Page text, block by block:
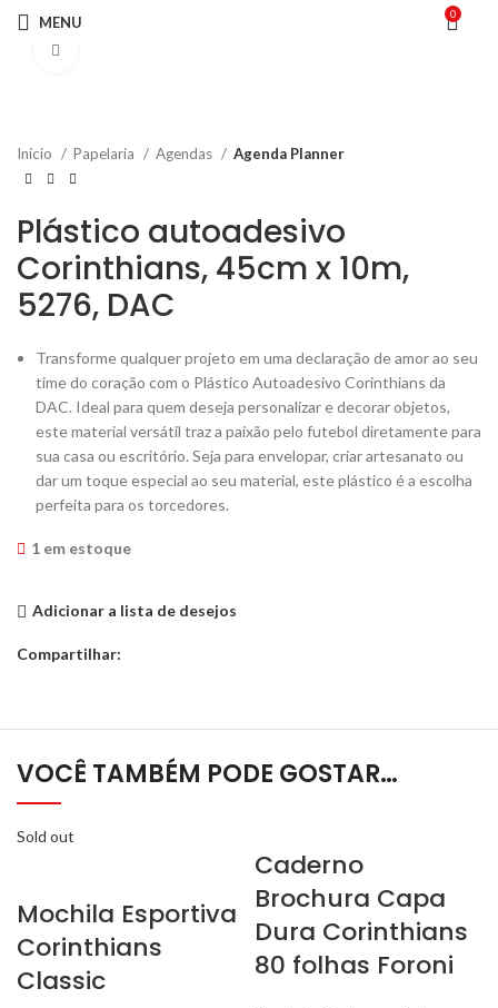
MENU 0
Início Papelaria Agendas Agenda Planner
Plástico autoadesivo
Corinthians, 45cm x 10m,
5276, DAC
Transforme qualquer projeto em uma declaração de amor ao seu
time do coração com o Plástico Autoadesivo Corinthians da
DAC. Ideal para quem deseja personalizar e decorar objetos,
este material versátil traz a paixão pelo futebol diretamente para
sua casa ou escritório. Seja para envelopar, criar artesanato ou
dar um toque especial ao seu material, este plástico é a escolha
perfeita para os torcedores.
1 em estoque
Adicionar a lista de desejos
Compartilhar:
VOCÊ TAMBÉM PODE GOSTAR…
Sold out
Mochila Esportiva
Corinthians
Classic
Caderno
Brochura Capa
Dura Corinthians
80 folhas Foroni